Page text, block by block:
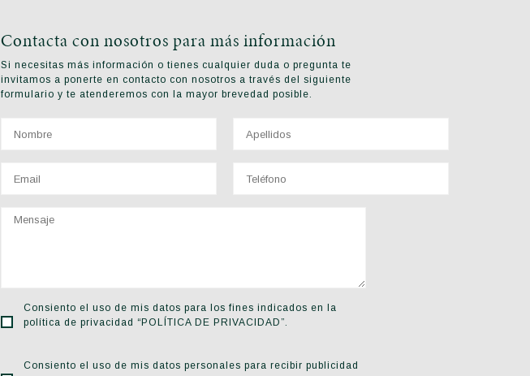
Contacta con nosotros para más información
Si necesitas más información o tienes cualquier duda o pregunta te
invitamos a ponerte en contacto con nosotros a través del siguiente
formulario y te atenderemos con la mayor brevedad posible.
Consiento el uso de mis datos para los fines indicados en la
política de privacidad “POLÍTICA DE PRIVACIDAD”.
Consiento el uso de mis datos personales para recibir publicidad